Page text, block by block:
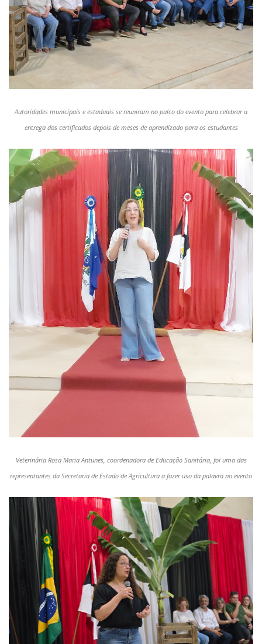
Autoridades municipais e estaduais se reuniram no palco do evento para celebrar a
entrega dos certificados depois de meses de aprendizado para os estudantes
Veterinária Rosa Maria Antunes, coordenadora de Educação Sanitária, foi uma das
representantes da Secretaria de Estado de Agricultura a fazer uso da palavra no evento